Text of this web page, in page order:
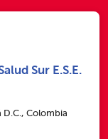
Sur E.S.E.
D.C., Colombia